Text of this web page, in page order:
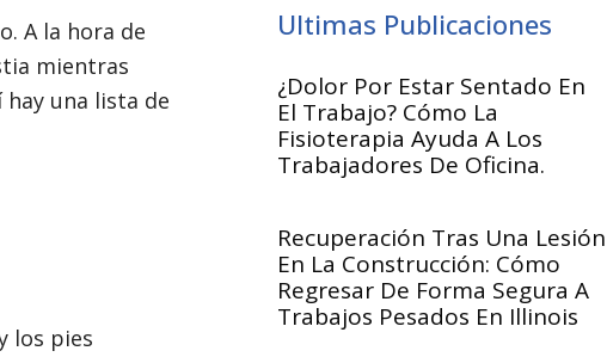
A la hora de
mientras
una lista de
los pies
Ultimas Publicaciones
¿Dolor Por Estar Sentado En
El Trabajo? Cómo La
Fisioterapia Ayuda A Los
Trabajadores De Oficina.
Recuperación Tras Una Lesión
En La Construcción: Cómo
Regresar De Forma Segura A
Trabajos Pesados En Illinois